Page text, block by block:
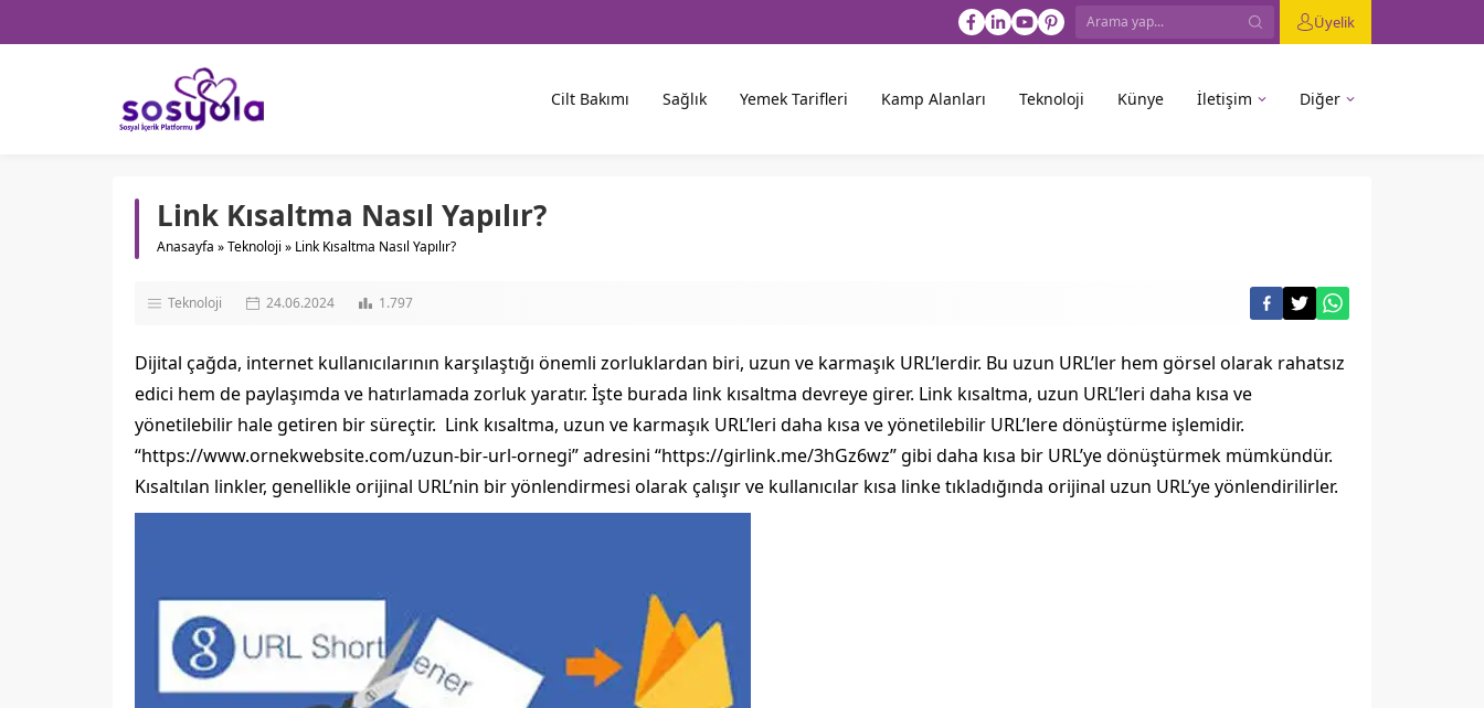
Üyelik
Cilt Bakımı Sağlık Yemek Tarifleri Kamp Alanları Teknoloji Künye İletişim Diğer
Link Kısaltma Nasıl Yapılır?
Anasayfa »Teknoloji » Link Kısaltma Nasıl Yapılır?
Teknoloji 24.06.2024 1.797
Dijital çağda, internet kullanıcılarının karşılaştığı önemli zorluklardan biri, uzun ve karmaşık URL’lerdir. Bu uzun URL’ler hem görsel olarak rahatsız
edici hem de paylaşımda ve hatırlamada zorluk yaratır. İşte burada link kısaltma devreye girer. Link kısaltma, uzun URL’leri daha kısa ve
yönetilebilir hale getiren bir süreçtir. Link kısaltma, uzun ve karmaşık URL’leri daha kısa ve yönetilebilir URL’lere dönüştürme işlemidir.
“https://www.ornekwebsite.com/uzun-bir-url-ornegi” adresini “https://girlink.me/3hGz6wz” gibi daha kısa bir URL’ye dönüştürmek mümkündür.
Kısaltılan linkler, genellikle orijinal URL’nin bir yönlendirmesi olarak çalışır ve kullanıcılar kısa linke tıkladığında orijinal uzun URL’ye yönlendirilirler.